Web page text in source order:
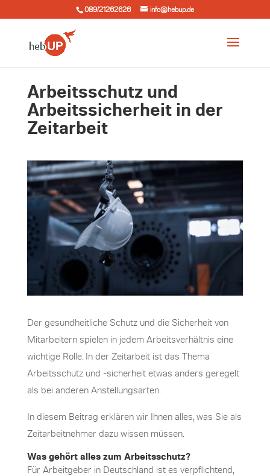
089/21262626 info@hebup.de
Arbeitsschutz und
Arbeitssicherheit in der
Zeitarbeit
Der gesundheitliche Schutz und die Sicherheit von
Mitarbeitern spielen in jedem Arbeitsverhältnis eine
wichtige Rolle. In der Zeitarbeit ist das Thema
Arbeitsschutz und -sicherheit etwas anders geregelt
als bei anderen Anstellungsarten.
In diesem Beitrag erklären wir Ihnen alles, was Sie als
Zeitarbeitnehmer dazu wissen müssen.
Was gehört alles zum Arbeitsschutz?
Für Arbeitgeber in Deutschland ist es verpflichtend,